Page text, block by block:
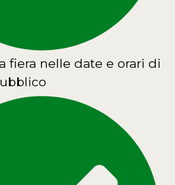
fiera nelle date e orari di